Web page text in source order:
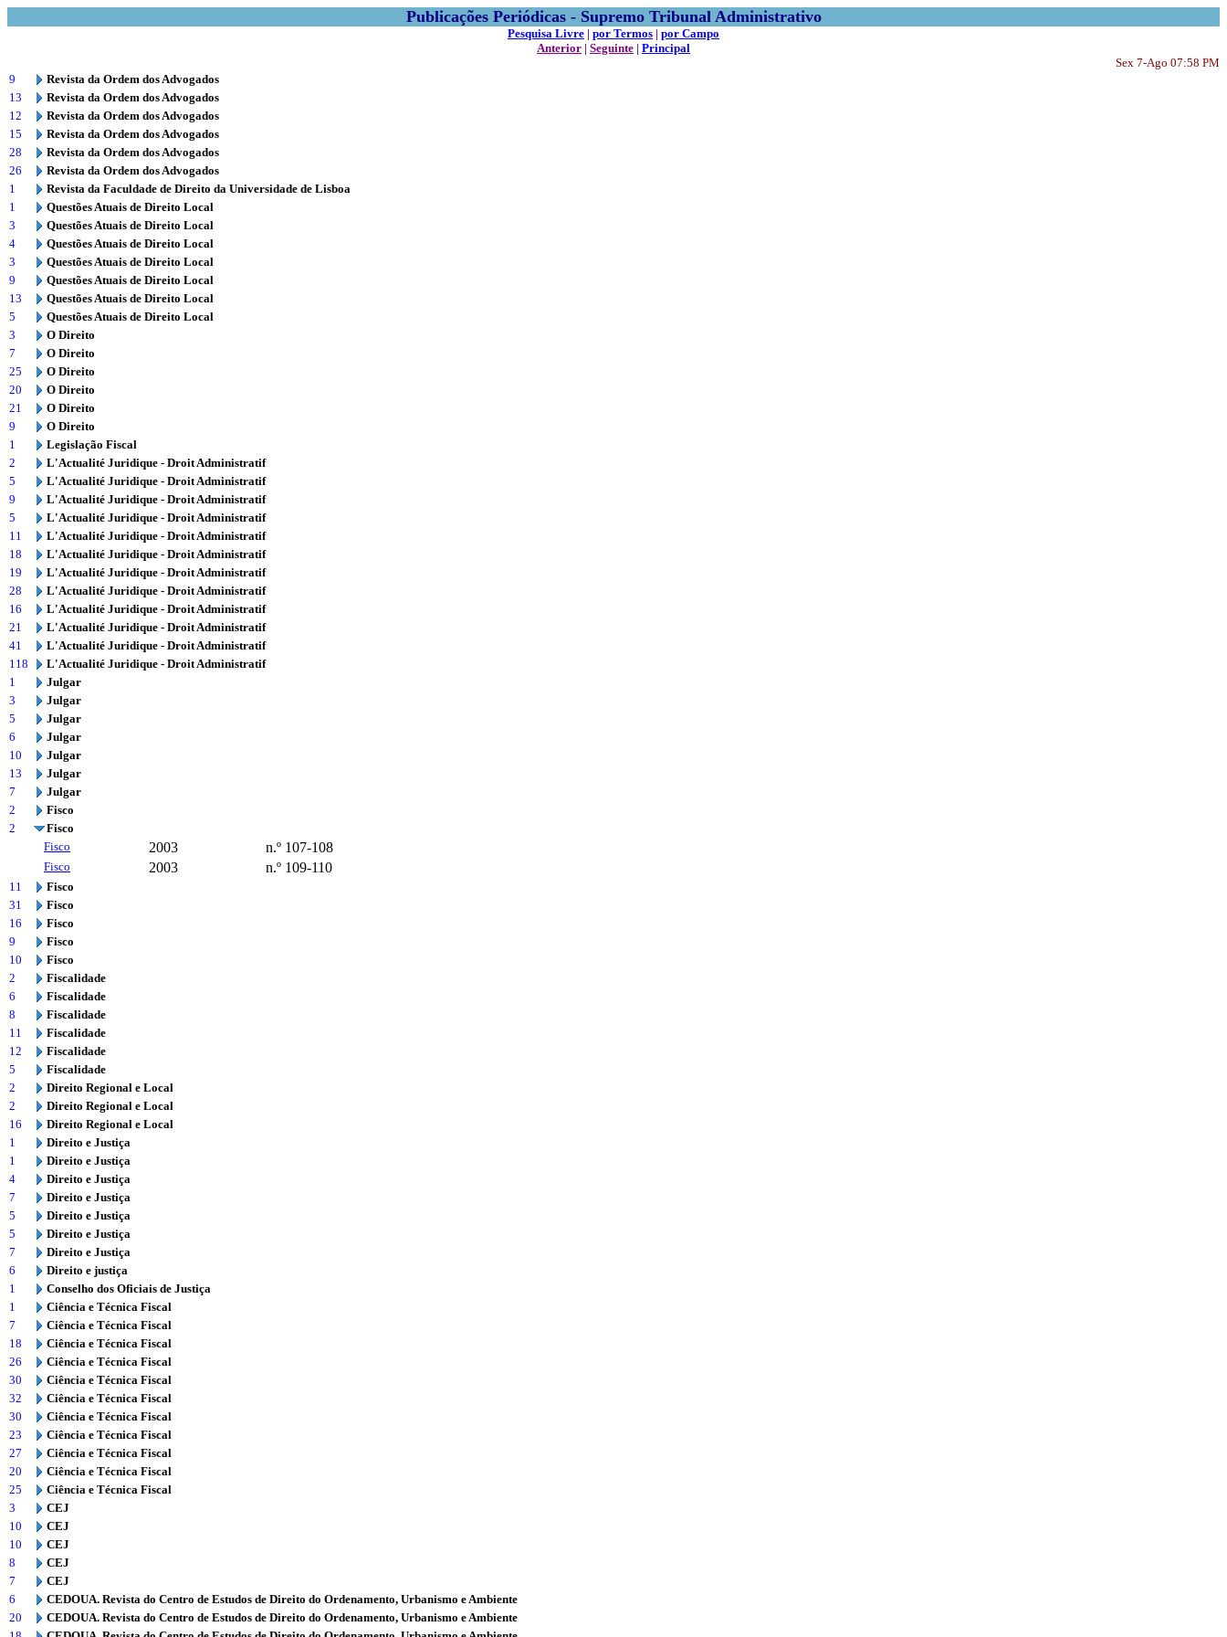
Publicações Periódicas - Supremo Tribunal Administrativo
Pesquisa Livre | por Termos | por Campo
Anterior | Seguinte | Principal
Sex 7-Ago 07:58 PM
9
Revista da Ordem dos Advogados
13
Revista da Ordem dos Advogados
12
Revista da Ordem dos Advogados
15
Revista da Ordem dos Advogados
28
Revista da Ordem dos Advogados
26
Revista da Ordem dos Advogados
1
Revista da Faculdade de Direito da Universidade de Lisboa
1
Questões Atuais de Direito Local
3
Questões Atuais de Direito Local
4
Questões Atuais de Direito Local
3
Questões Atuais de Direito Local
9
Questões Atuais de Direito Local
13
Questões Atuais de Direito Local
5
Questões Atuais de Direito Local
3
O Direito
7
O Direito
25
O Direito
20
O Direito
21
O Direito
9
O Direito
1
Legislação Fiscal
2
L'Actualité Juridique - Droit Administratif
5
L'Actualité Juridique - Droit Administratif
9
L'Actualité Juridique - Droit Administratif
5
L'Actualité Juridique - Droit Administratif
11
L'Actualité Juridique - Droit Administratif
18
L'Actualité Juridique - Droit Administratif
19
L'Actualité Juridique - Droit Administratif
28
L'Actualité Juridique - Droit Administratif
16
L'Actualité Juridique - Droit Administratif
21
L'Actualité Juridique - Droit Administratif
41
L'Actualité Juridique - Droit Administratif
118
L'Actualité Juridique - Droit Administratif
1
Julgar
3
Julgar
5
Julgar
6
Julgar
10
Julgar
13
Julgar
7
Julgar
2
Fisco
2
Fisco
Fisco
2003 n.º 107-108
Fisco 2003 n.º 109-110
11
Fisco
31
Fisco
16
Fisco
9
Fisco
10
Fisco
2
Fiscalidade
6
Fiscalidade
8
Fiscalidade
11
Fiscalidade
12
Fiscalidade
5
Fiscalidade
2
Direito Regional e Local
2
Direito Regional e Local
16
Direito Regional e Local
1
Direito e Justiça
1
Direito e Justiça
4
Direito e Justiça
7
Direito e Justiça
5
Direito e Justiça
5
Direito e Justiça
7
Direito e Justiça
6
Direito e justiça
1
Conselho dos Oficiais de Justiça
1
Ciência e Técnica Fiscal
7
Ciência e Técnica Fiscal
18
Ciência e Técnica Fiscal
26
Ciência e Técnica Fiscal
30
Ciência e Técnica Fiscal
32
Ciência e Técnica Fiscal
30
Ciência e Técnica Fiscal
23
Ciência e Técnica Fiscal
27
Ciência e Técnica Fiscal
20
Ciência e Técnica Fiscal
25
Ciência e Técnica Fiscal
3
CEJ
10
CEJ
10
CEJ
8
CEJ
7
CEJ
6
CEDOUA. Revista do Centro de Estudos de Direito do Ordenamento, Urbanismo e Ambiente
20
CEDOUA. Revista do Centro de Estudos de Direito do Ordenamento, Urbanismo e Ambiente